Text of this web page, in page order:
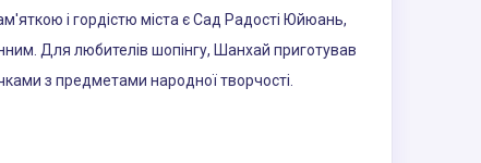
і гордістю міста є Сад Радості Юйюань,
Для любителів шопінгу, Шанхай приготував
з предметами народної творчості.